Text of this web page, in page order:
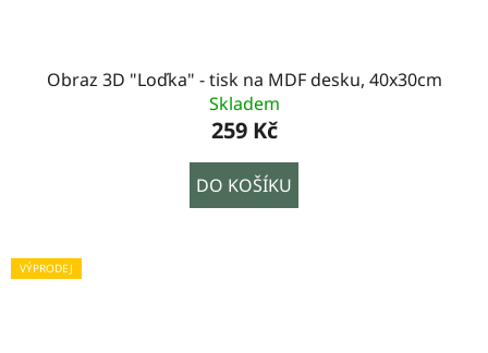
Obraz 3D "Loďka" - tisk na MDF desku, 40x30cm
Skladem
259 Kč
DO KOŠÍKU
VÝPRODEJ